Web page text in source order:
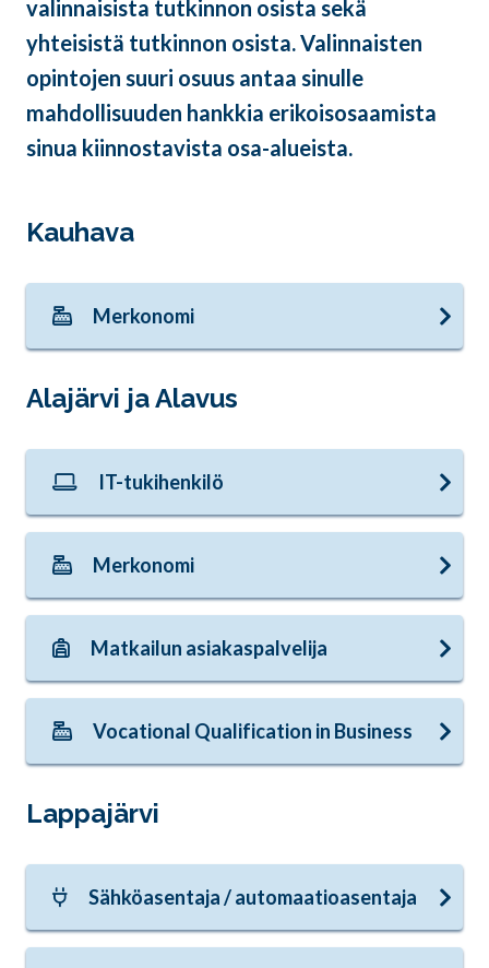
valinnaisista tutkinnon osista sekä
yhteisistä tutkinnon osista. Valinnaisten
opintojen suuri osuus antaa sinulle
mahdollisuuden hankkia erikoisosaamista
sinua kiinnostavista osa-alueista.
Kauhava
Merkonomi
Alajärvi ja Alavus
IT-tukihenkilö
Merkonomi
Matkailun asiakaspalvelija
Vocational Qualification in Business
Lappajärvi
Sähköasentaja / automaatioasentaja